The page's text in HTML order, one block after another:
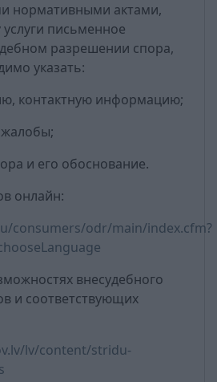
нормативными актами,
письменное
разрешении спора,
указать:
информацию;
и его обоснование.
онлайн:
consumers/odr/main/index.cfm?
внесудебного
и соответствующих
lv/content/stridu-